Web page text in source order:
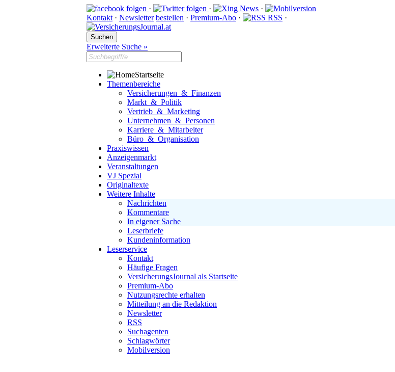
· ·
·
Kontakt · Newsletter bestellen · Premium-Abo · RSS ·
Erweiterte Suche »
Startseite
Themenbereiche
Versicherungen & Finanzen
Markt & Politik
Vertrieb & Marketing
Unternehmen & Personen
Karriere & Mitarbeiter
Büro & Organisation
Praxiswissen
Anzeigenmarkt
Veranstaltungen
VJ Spezial
Originaltexte
Weitere Inhalte
Nachrichten
Kommentare
In eigener Sache
Leserbriefe
Kundeninformation
Leserservice
Kontakt
Häufige Fragen
VersicherungsJournal als Startseite
Premium-Abo
Nutzungsrechte erhalten
Mitteilung an die Redaktion
Newsletter
RSS
Suchagenten
Schlagwörter
Mobilversion